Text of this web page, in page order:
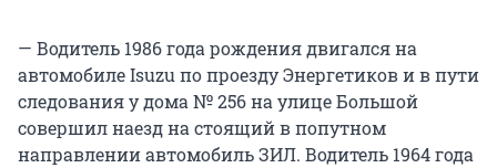
— Водитель 1986 года рождения двигался на
автомобиле Isuzu по проезду Энергетиков и в пути
следования у дома № 256 на улице Большой
совершил наезд на стоящий в попутном
направлении автомобиль ЗИЛ. Водитель 1964 года